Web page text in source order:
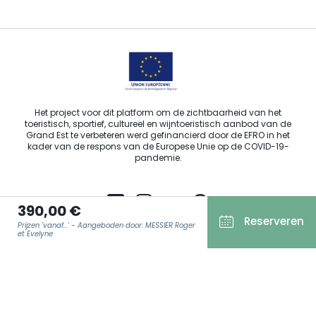
390,00 €
Prijzen 'vanaf...' - Aangeboden door: MESSIER Roger
et Evelyne
Reserveren
Het project voor dit platform om de zichtbaarheid van het
toeristisch, sportief, cultureel en wijntoeristisch aanbod van de
Grand Est te verbeteren werd gefinancierd door de EFRO in het
kader van de respons van de Europese Unie op de COVID-19-
pandemie.
Agence Régionale du Tourisme Grand Est ©2026 - Alle rechten